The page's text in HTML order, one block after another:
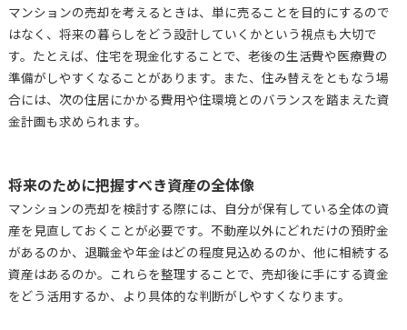
マンションの売却を考えるときは、単に売ることを目的にするので
はなく、将来の暮らしをどう設計していくかという視点も大切で
す。たとえば、住宅を現金化することで、老後の生活費や医療費の
準備がしやすくなることがあります。また、住み替えをともなう場
合には、次の住居にかかる費用や住環境とのバランスを踏まえた資
金計画も求められます。
将来のために把握すべき資産の全体像
マンションの売却を検討する際には、自分が保有している全体の資
産を見直しておくことが必要です。不動産以外にどれだけの預貯金
があるのか、退職金や年金はどの程度見込めるのか、他に相続する
資産はあるのか。これらを整理することで、売却後に手にする資金
をどう活用するか、より具体的な判断がしやすくなります。